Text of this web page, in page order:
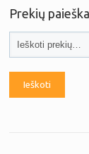
Prekių paieška
Ieškoti